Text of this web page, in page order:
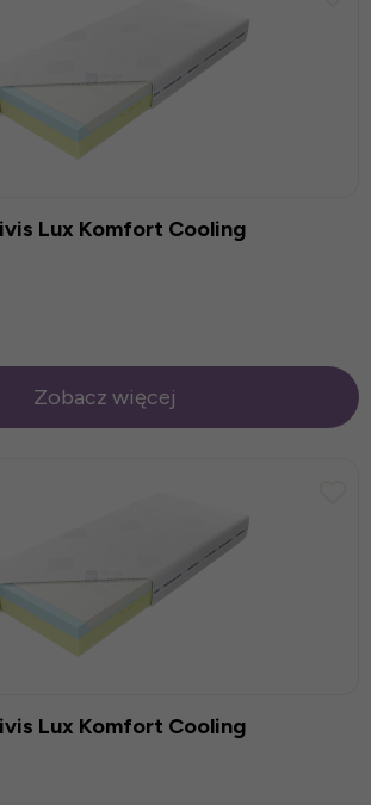
Lux Komfort Cooling
Zobacz więcej
Lux Komfort Cooling